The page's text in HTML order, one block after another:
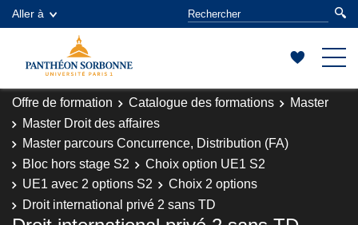
Aller à
Offre de formation Catalogue des formations
Master
Master Droit des affaires
Master parcours Concurrence, Distribution (FA)
Bloc hors stage S2
Choix option UE1 S2
UE1 avec 2 options S2
Choix 2 options
Droit international privé 2 sans TD